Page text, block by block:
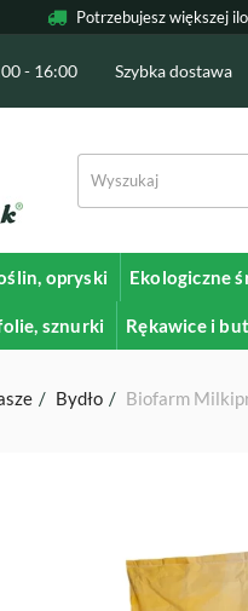
Potrzebujesz większej
- 16:00 Szybka dostawa
opryski Ekologiczne
sznurki Rękawice i
Bydło Biofarm